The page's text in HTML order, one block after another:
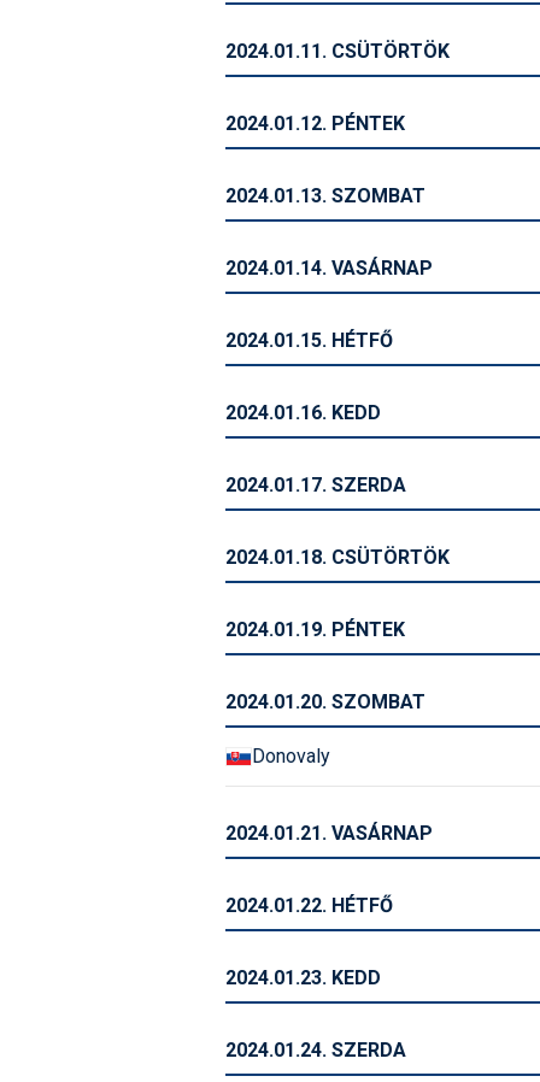
2024.01.11. CSÜTÖRTÖK
2024.01.12. PÉNTEK
2024.01.13. SZOMBAT
2024.01.14. VASÁRNAP
2024.01.15. HÉTFŐ
2024.01.16. KEDD
2024.01.17. SZERDA
2024.01.18. CSÜTÖRTÖK
2024.01.19. PÉNTEK
2024.01.20. SZOMBAT
Donovaly
2024.01.21. VASÁRNAP
2024.01.22. HÉTFŐ
2024.01.23. KEDD
2024.01.24. SZERDA